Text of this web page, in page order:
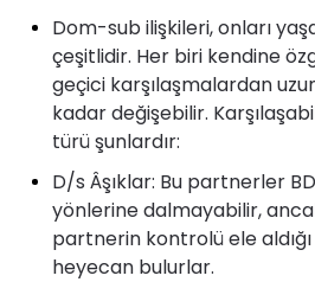
Dom-sub ilişkileri, onları
çeşitlidir. Her biri kendine
geçici karşılaşmalardan
kadar değişebilir.
türü şunlardır:
D/s Âşıklar: Bu partnerler
yönlerine dalmayabilir,
partnerin kontrolü ele
heyecan bulurlar.